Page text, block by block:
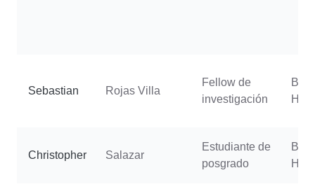
Sebastian Rojas Villa
Fellow de
investigación
Christopher Salazar
Estudiante de
posgrado